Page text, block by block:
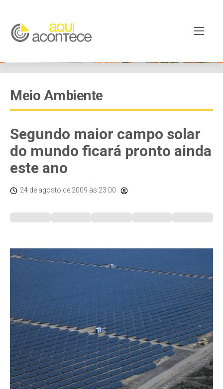
Meio Ambiente
Segundo maior campo solar
do mundo ficará pronto ainda
este ano
24 de agosto de 2009 às 23:00